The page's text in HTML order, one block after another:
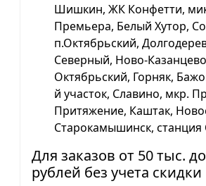
Шишкин, ЖК Конфетти,
Премьера, Белый Хутор,
п.Октябрьский,
Северный, Ново-
Октябрьский, Горняк,
й участок, Славино, мкр.
Притяжение, Каштак,
Старокамышинск,
Для заказов от 50 тыс.
рублей без учета скидки